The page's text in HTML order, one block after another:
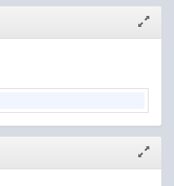
janela
janela